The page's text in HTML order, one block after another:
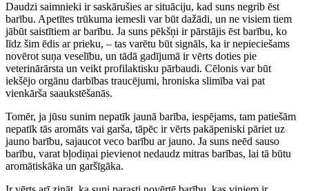
Daudzi saimnieki ir saskārušies ar situāciju, kad suns negrib ēst
barību. Apetītes trūkuma iemesli var būt dažādi, un ne visiem tiem
jābūt saistītiem ar barību. Ja suns pēkšņi ir pārstājis ēst barību, ko
līdz šim ēdis ar prieku, – tas varētu būt signāls, ka ir nepieciešams
novērot suņa veselību, un tādā gadījumā ir vērts doties pie
veterinārārsta un veikt profilaktisku pārbaudi. Cēlonis var būt
iekšējo orgānu darbības traucējumi, hroniska slimība vai pat
vienkārša saaukstēšanās.
Tomēr, ja jūsu sunim nepatīk jaunā barība, iespējams, tam patiešām
nepatīk tās aromāts vai garša, tāpēc ir vērts pakāpeniski pāriet uz
jauno barību, sajaucot veco barību ar jauno. Ja suns neēd sauso
barību, varat bļodiņai pievienot nedaudz mitras barības, lai tā būtu
aromātiskāka un garšīgāka.